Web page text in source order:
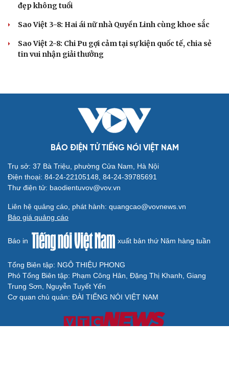
đẹp không tuổi
Sao Việt 3-8: Hai ái nữ nhà Quyền Linh cùng khoe sắc
Sao Việt 2-8: Chi Pu gợi cảm tại sự kiện quốc tế, chia sẻ
tin vui nhận giải thưởng
BÁO ĐIỆN TỬ TIẾNG NÓI VIỆT NAM
Trụ sở: 37 Bà Triệu, phường Cửa Nam, Hà Nội
Điện thoại: 84-24-22105148, 84-24-39785691
Thư điện tử: baodientuvov@vov.vn
Liên hệ quảng cáo, phát hành: quangcao@vovnews.vn
Báo giá quảng cáo
Báo in xuất bản thứ Năm hàng tuần
Tổng Biên tập: NGÔ THIỆU PHONG
Phó Tổng Biên tập: Phạm Công Hân, Đặng Thị Khanh, Giang
Trung Sơn, Nguyễn Tuyết Yến
Cơ quan chủ quản: ĐÀI TIẾNG NÓI VIỆT NAM